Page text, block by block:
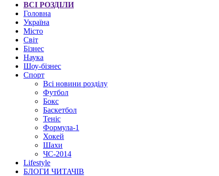
ВСІ РОЗДІЛИ
Головна
Україна
Місто
Світ
Бізнес
Наука
Шоу-бізнес
Спорт
Всі новини розділу
Футбол
Бокс
Баскетбол
Теніс
Формула-1
Хокей
Шахи
ЧС-2014
Lifestyle
БЛОГИ ЧИТАЧІВ